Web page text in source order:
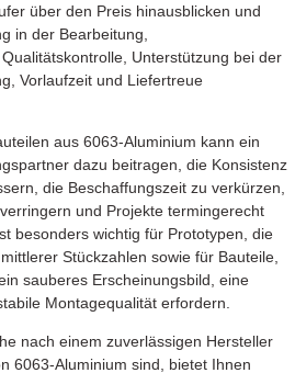
über den Preis hinausblicken und
in der Bearbeitung,
Unterstützung bei der
Vorlaufzeit und Liefertreue
aus 6063-Aluminium kann ein
dazu beitragen, die Konsistenz
die Beschaffungszeit zu verkürzen,
und Projekte termingerecht
besonders wichtig für Prototypen, die
Stückzahlen sowie für Bauteile,
sauberes Erscheinungsbild, eine
Montagequalität erfordern.
nach einem zuverlässigen Hersteller
6063-Aluminium sind, bietet Ihnen